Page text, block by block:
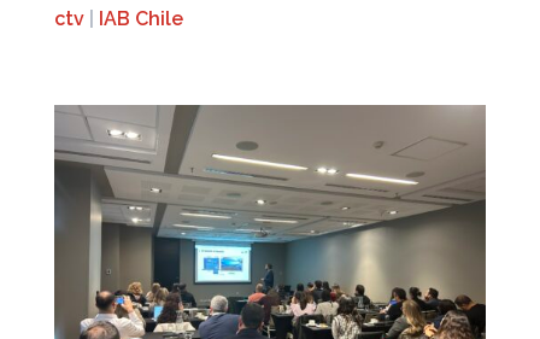
ctv| IAB Chile